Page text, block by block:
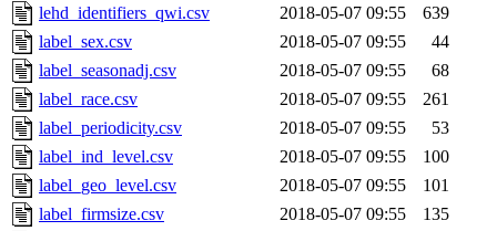
lehd_identifiers_qwi.csv
2018-05-07 09:55
639
label_sex.csv
2018-05-07 09:55
44
label_seasonadj.csv
2018-05-07 09:55
68
label_race.csv
2018-05-07 09:55
261
label_periodicity.csv
2018-05-07 09:55
53
label_ind_level.csv
2018-05-07 09:55
100
label_geo_level.csv
2018-05-07 09:55
101
label_firmsize.csv
2018-05-07 09:55
135